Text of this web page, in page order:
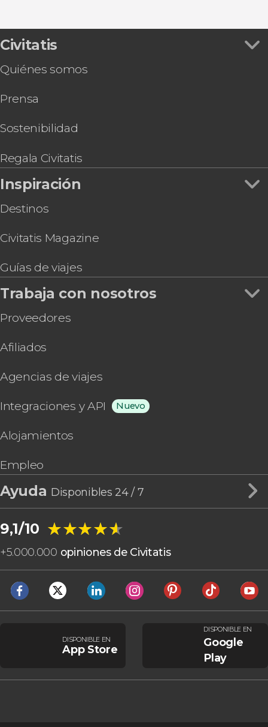
Civitatis
Quiénes somos
Prensa
Sostenibilidad
Regala Civitatis
Inspiración
Destinos
Civitatis Magazine
Guías de viajes
Trabaja con nosotros
Proveedores
Afiliados
Agencias de viajes
Integraciones y API Nuevo
Alojamientos
Empleo
Ayuda Disponibles 24 / 7
9,1/10 ★★★★★
★★★★★
+5.000.000 opiniones de Civitatis
DISPONIBLE EN
App Store
DISPONIBLE EN
Google
Play